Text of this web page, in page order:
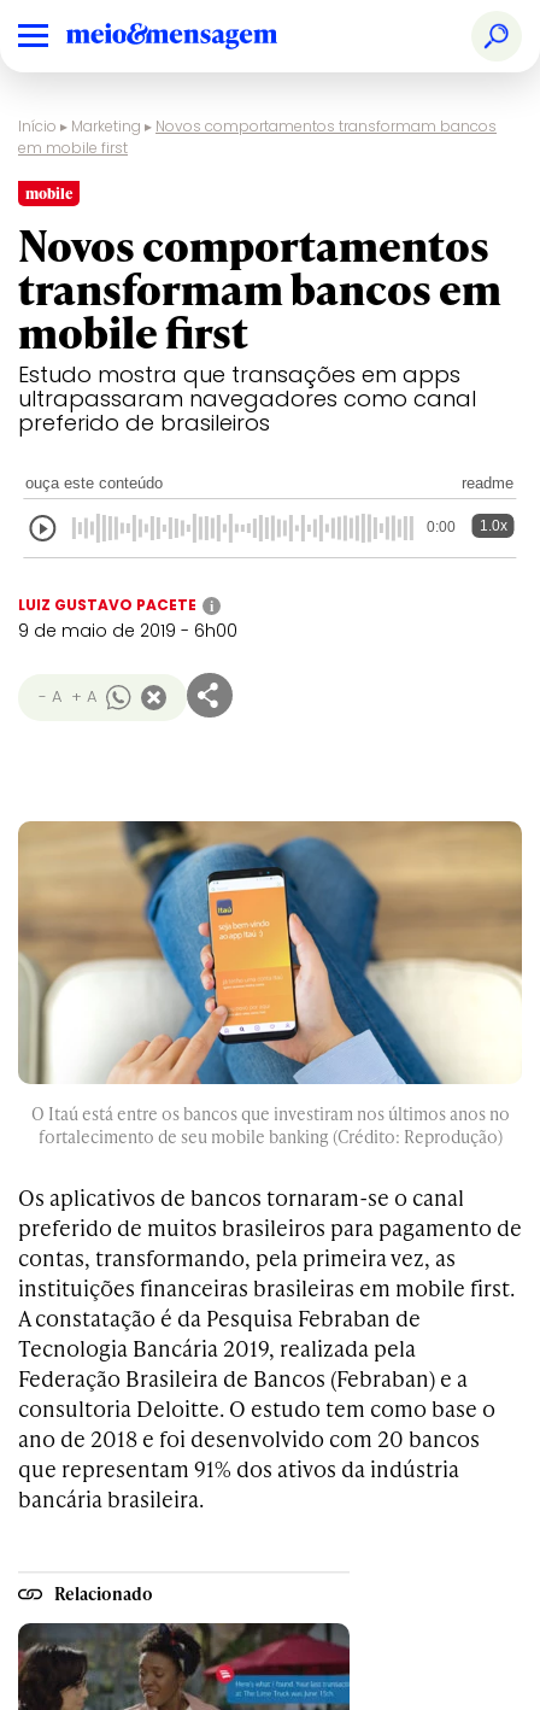
Início ▸ Marketing ▸ Novos comportamentos transformam bancos
em mobile first
mobile
Novos comportamentos
transformam bancos em
mobile first
Estudo mostra que transações em apps
ultrapassaram navegadores como canal
preferido de brasileiros
ouça este conteúdo readme
0:00 1.0x
LUIZ GUSTAVO PACETE i
9 de maio de 2019 - 6h00
- A + A
O Itaú está entre os bancos que investiram nos últimos anos no
fortalecimento de seu mobile banking (Crédito: Reprodução)
Os aplicativos de bancos tornaram-se o canal
preferido de muitos brasileiros para pagamento de
contas, transformando, pela primeira vez, as
instituições financeiras brasileiras em mobile first.
A constatação é da Pesquisa Febraban de
Tecnologia Bancária 2019, realizada pela
Federação Brasileira de Bancos (Febraban) e a
consultoria Deloitte. O estudo tem como base o
ano de 2018 e foi desenvolvido com 20 bancos
que representam 91% dos ativos da indústria
bancária brasileira.
Relacionado